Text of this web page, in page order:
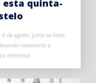
esta quinta-
de agosto, junto ao Forte
novamente à
eletrónica.